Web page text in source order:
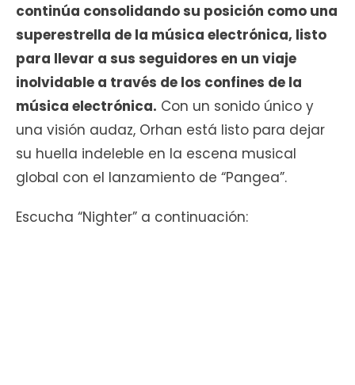
continúa consolidando su posición como una
superestrella de la música electrónica, listo
para llevar a sus seguidores en un viaje
inolvidable a través de los confines de la
música electrónica. Con un sonido único y
una visión audaz, Orhan está listo para dejar
su huella indeleble en la escena musical
global con el lanzamiento de “Pangea”.
Escucha “Nighter” a continuación: